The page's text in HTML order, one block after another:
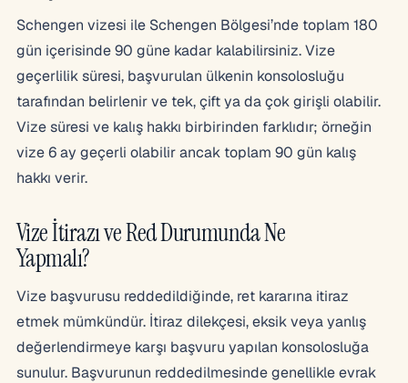
Schengen vizesi ile Schengen Bölgesi’nde toplam 180
gün içerisinde 90 güne kadar kalabilirsiniz. Vize
geçerlilik süresi, başvurulan ülkenin konsolosluğu
tarafından belirlenir ve tek, çift ya da çok girişli olabilir.
Vize süresi ve kalış hakkı birbirinden farklıdır; örneğin
vize 6 ay geçerli olabilir ancak toplam 90 gün kalış
hakkı verir.
Vize İtirazı ve Red Durumunda Ne
Yapmalı?
Vize başvurusu reddedildiğinde, ret kararına itiraz
etmek mümkündür. İtiraz dilekçesi, eksik veya yanlış
değerlendirmeye karşı başvuru yapılan konsolosluğa
sunulur. Başvurunun reddedilmesinde genellikle evrak